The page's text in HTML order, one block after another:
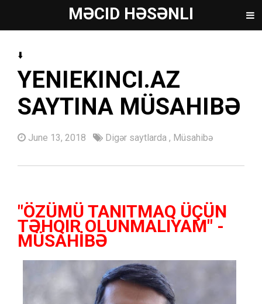
MƏCID HƏSƏNLI
⬇️
YENIEKINCI.AZ
SAYTINA MÜSAHIBƏ
June 13, 2018 Digər saytlarda , Müsahibə
"ÖZÜMÜ TANITMAQ ÜÇÜN
TƏHQIR OLUNMALIYAM" -
MÜSAHİBƏ